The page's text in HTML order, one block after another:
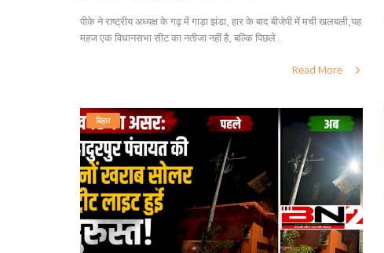
पीके ने राष्ट्रीय अध्यक्ष के गढ़ में गाड़ा झंडा, हार के बाद बीजेपी में मची खलबली,यह
महज एक विधानसभा सीट का नतीजा नहीं है, बल्कि पिछले...
Read More
बिहार